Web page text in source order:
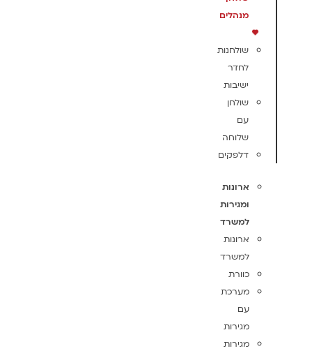
מנהלים
שולחנות
לחדר
ישיבות
שולחן
עם
שלוחה
דלפקים
ארונות
ומגירות
למשרד
ארונות
למשרד
כוורת
מערכת
עם
מגירות
מגירות